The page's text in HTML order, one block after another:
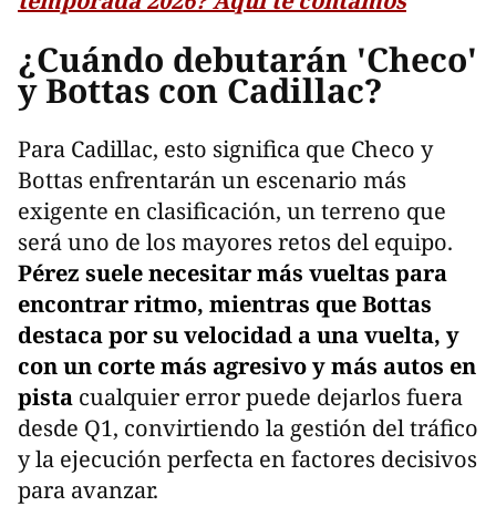
¿Cuándo debutarán 'Checo'
y Bottas con Cadillac?
Para Cadillac, esto significa que Checo y
Bottas enfrentarán un escenario más
exigente en clasificación, un terreno que
será uno de los mayores retos del equipo.
Pérez suele necesitar más vueltas para
encontrar ritmo, mientras que Bottas
destaca por su velocidad a una vuelta, y
con un corte más agresivo y más autos en
pista cualquier error puede dejarlos fuera
desde Q1, convirtiendo la gestión del tráfico
y la ejecución perfecta en factores decisivos
para avanzar.